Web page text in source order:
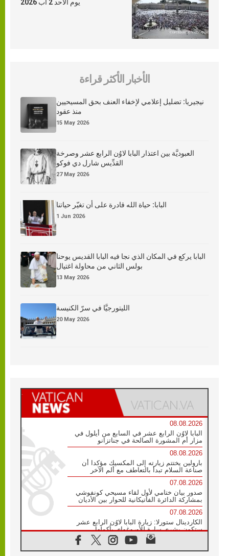
يوم الأحد 2 آب 2026
الأخبار الأكثر قراءة
نيجيريا: تضليل إعلامي لإخفاء العنف بحق المسيحيين
منذ عقود
15 May 2026
العبوديَّة بين اعتذار البابا لاوُن الرابع عشر وصرخة
القدِّيس شارل دي فوكو
27 May 2026
البابا: حياة الله قادرة على أن تغيّر حياتنا
1 Jun 2026
البابا يركع في المكان الذي نجا فيه البابا القديس يوحنا
بولس الثاني من محاولة اغتيال
13 May 2026
الليتورجيَّا في سرّ الكنيسة
20 May 2026
08.08.2026
البابا لاوُن الرابع عشر في السابع من أيلول في
مزار أم المشورة الصالحة في جناتزانو
08.08.2026
بارولين يختتم زيارته إلى المكسيك مؤكدا أن
صناعة السلام تبدأ بالتعاطف مع ألم الآخر
07.08.2026
صدور بيان ختامي لأول لقاء مسيحي كونفوشي
بمشاركة الدائرة الفاتيكانية للحوار بين الأديان
07.08.2026
الكاردينال ستورلا: زيارة البابا لاوُن الرابع عشر
ستكون بشرى سارة للأوروغواي بأكملها
الفاتيكان يعلن برنامج الزيارة الرسولية للبابا لاوُن